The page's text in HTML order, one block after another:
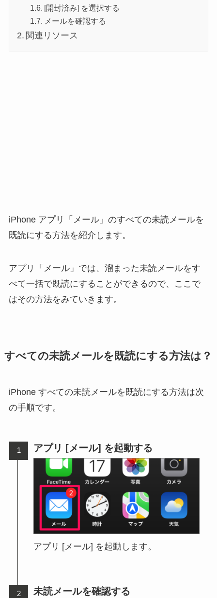
[開封済み] を選択する
メールを確認する
関連リソース
iPhone アプリ「メール」のすべての未読メールを
既読にする方法を紹介します。
アプリ「メール」では、溜まった未読メールをす
べて一括で既読にすることができるので、ここで
はその方法をみていきます。
すべての未読メールを既読にする方法は？
iPhone すべての未読メールを既読にする方法は次
の手順です。
アプリ [メール] を起動する
アプリ [メール] を起動します。
未読メールを確認する